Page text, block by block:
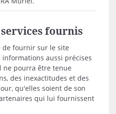
fournis
de fournir sur le site
aussi précises
ne pourra être tenue
des inexactitudes et des
qu'elles soient de son
qui lui fournissent